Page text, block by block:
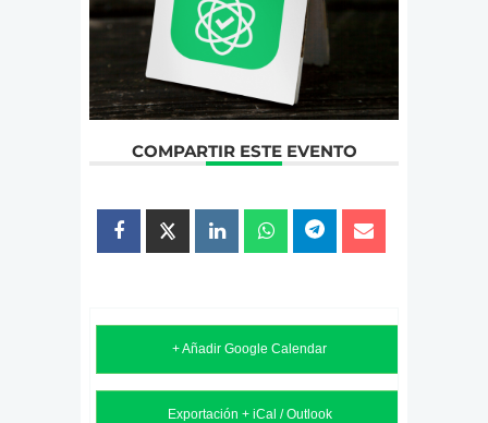
COMPARTIR ESTE EVENTO
+ Añadir Google Calendar
Exportación + iCal / Outlook